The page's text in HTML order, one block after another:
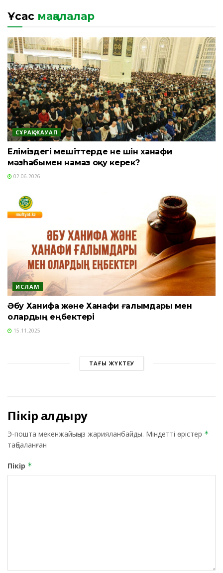
Ұқсас мақалалар
СҰРАҚ-ЖАУАП
Еліміздегі мешіттерде не үшін ханафи
мәзһабымен намаз оқу керек?
02.06.2026
ИСЛАМ
Әбу Ханифа және Ханафи ғалымдары мен
олардың еңбектері
15.11.2025
ТАҒЫ ЖҮКТЕУ
Пікір қалдыру
Э-пошта мекенжайыңыз жарияланбайды. Міндетті өрістер *
таңбаланған
Пікір *